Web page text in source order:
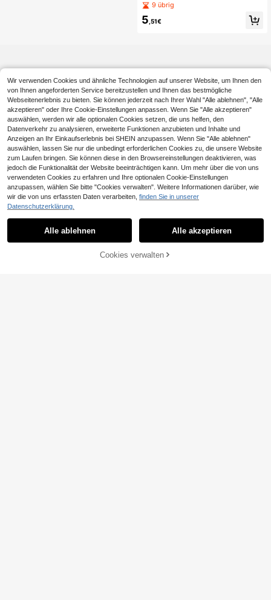
aus reiner Baumwolle/kleines Hand
chnelltrocknend & saugfähig, geeig
9 übrig
5 ,51€
ZUM WARENKORB HINZUFÜGEN
Wir verwenden Cookies und ähnliche Technologien auf unserer Website, um Ihnen den
von Ihnen angeforderten Service bereitzustellen und Ihnen das bestmögliche
Webseitenerlebnis zu bieten. Sie können jederzeit nach Ihrer Wahl "Alle ablehnen", "Alle
akzeptieren" oder Ihre Cookie-Einstellungen anpassen. Wenn Sie "Alle akzeptieren"
auswählen, werden wir alle optionalen Cookies setzen, die uns helfen, den
Datenverkehr zu analysieren, erweiterte Funktionen anzubieten und Inhalte und
Anzeigen an Ihr Einkaufserlebnis bei SHEIN anzupassen. Wenn Sie "Alle ablehnen"
auswählen, lassen Sie nur die unbedingt erforderlichen Cookies zu, die unsere Website
zum Laufen bringen. Sie können diese in den Browsereinstellungen deaktivieren, was
jedoch die Funktionalität der Website beeinträchtigen kann. Um mehr über die von uns
verwendeten Cookies zu erfahren und Ihre optionalen Cookie-Einstellungen
anzupassen, wählen Sie bitte "Cookies verwalten". Weitere Informationen darüber, wie
wir die von uns erfassten Daten verarbeiten, finden Sie in unserer
Datenschutzerklärung.
Alle ablehnen Alle akzeptieren
Cookies verwalten